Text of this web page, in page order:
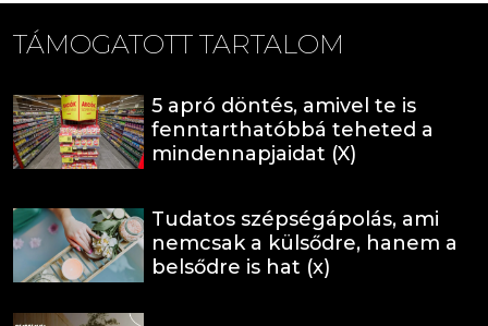
TÁMOGATOTT TARTALOM
5 apró döntés, amivel te is
fenntarthatóbbá teheted a
mindennapjaidat (X)
Tudatos szépségápolás, ami
nemcsak a külsődre, hanem a
belsődre is hat (x)